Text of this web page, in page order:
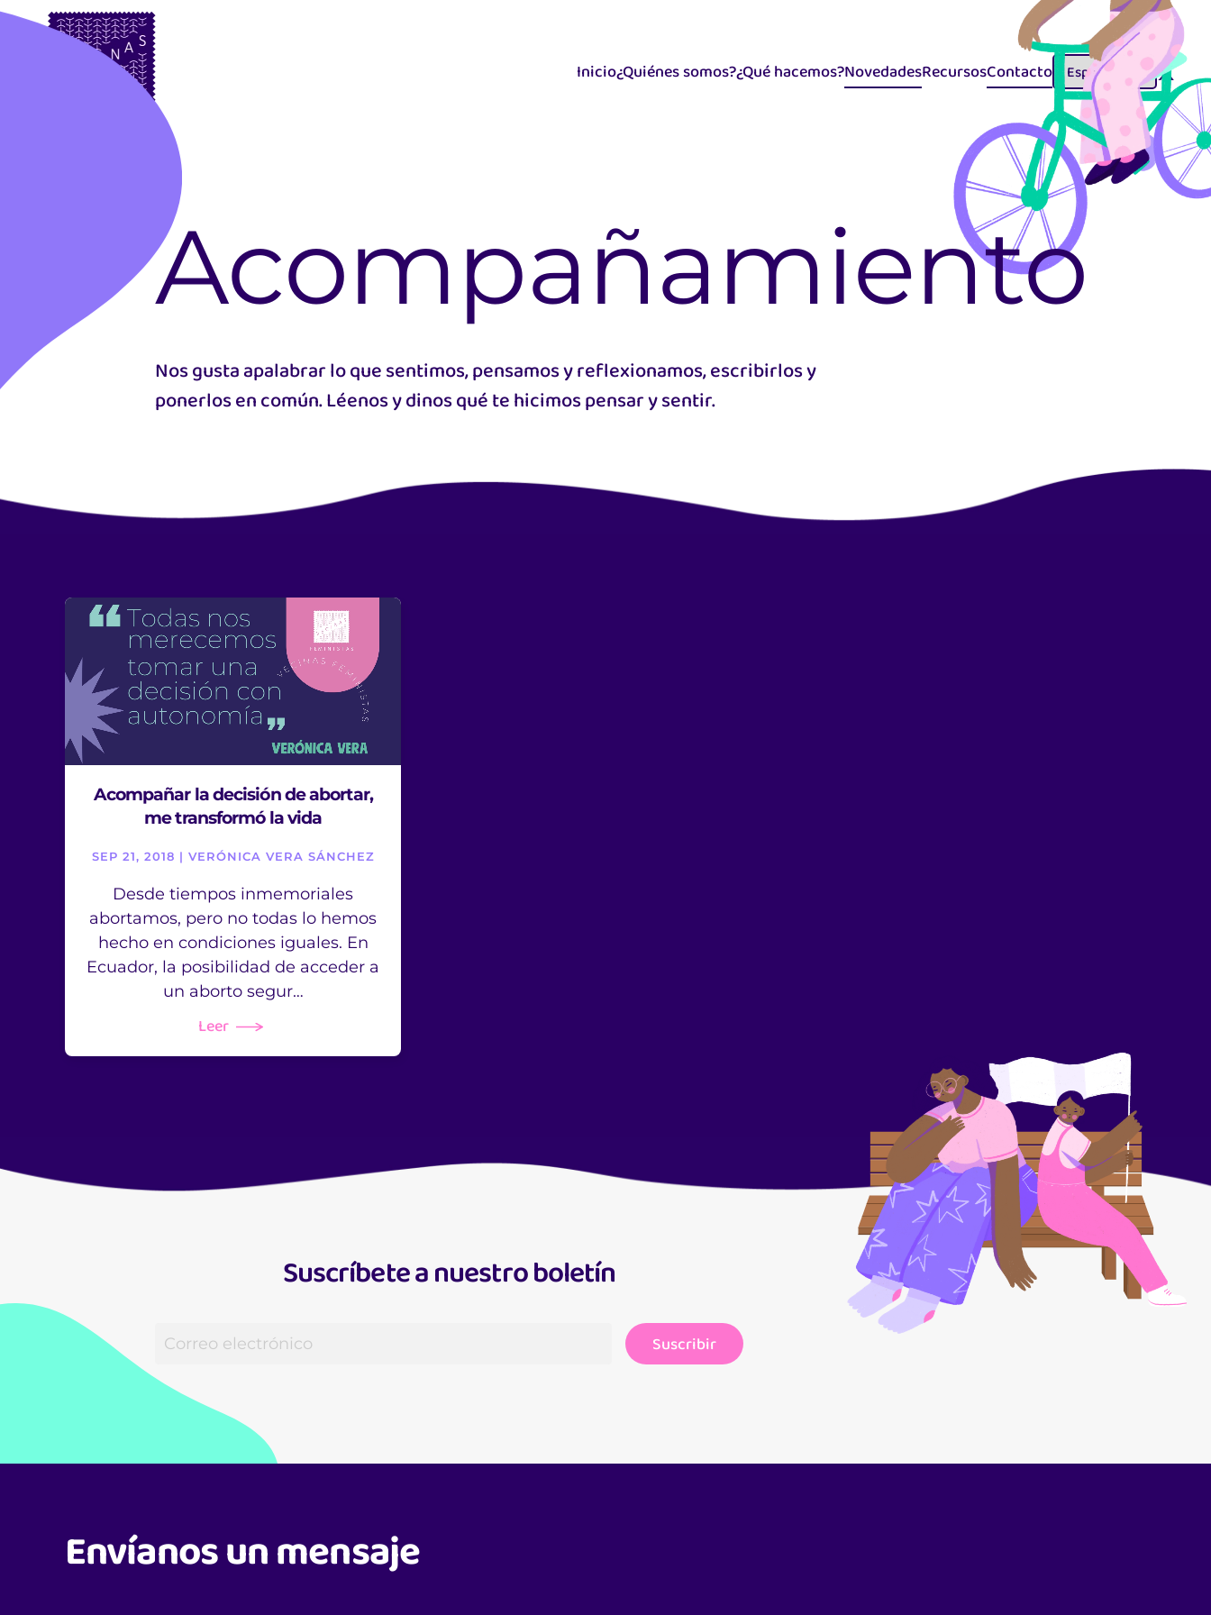
Inicio¿Quiénes somos?¿Qué hacemos?NovedadesRecursosContacto
Selector
idiomas
Acompañamiento
Nos gusta apalabrar lo que sentimos, pensamos y reflexionamos, escribirlos y
ponerlos en común. Léenos y dinos qué te hicimos pensar y sentir.
Acompañar la decisión de abortar,
me transformó la vida
SEP 21, 2018 | VERÓNICA VERA SÁNCHEZ
Desde tiempos inmemoriales
abortamos, pero no todas lo hemos
hecho en condiciones iguales. En
Ecuador, la posibilidad de acceder a
un aborto segur…
Leer
Suscríbete a nuestro boletín
Suscribir
Envíanos un mensaje